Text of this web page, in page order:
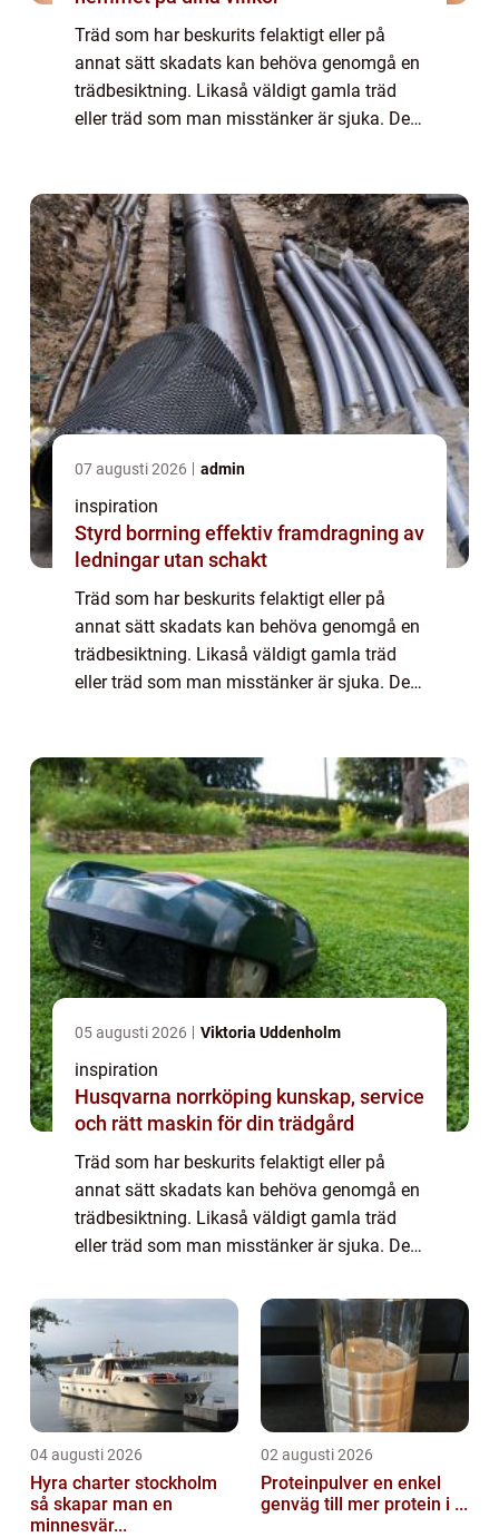
Träd som har beskurits felaktigt eller på
annat sätt skadats kan behöva genomgå en
trädbesiktning. Likaså väldigt gamla träd
eller träd som man misstänker är sjuka. Det
07 augusti 2026 admin
inspiration
Styrd borrning effektiv framdragning av
ledningar utan schakt
Träd som har beskurits felaktigt eller på
annat sätt skadats kan behöva genomgå en
trädbesiktning. Likaså väldigt gamla träd
eller träd som man misstänker är sjuka. Det
05 augusti 2026 Viktoria Uddenholm
inspiration
Husqvarna norrköping kunskap, service
och rätt maskin för din trädgård
Träd som har beskurits felaktigt eller på
annat sätt skadats kan behöva genomgå en
trädbesiktning. Likaså väldigt gamla träd
eller träd som man misstänker är sjuka. Det
bedöma vilka åtgärder som är lämpligast...
04 augusti 2026
Hyra charter stockholm
så skapar man en
minnesvär...
02 augusti 2026
Proteinpulver en enkel
genväg till mer protein i ...